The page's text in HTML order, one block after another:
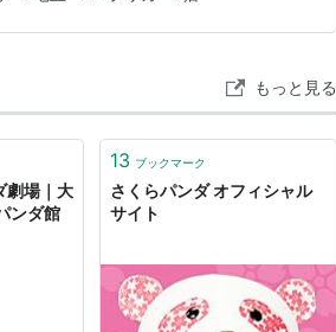
…
もっと見る
劇場｜大
ンダ館
13 ブックマーク
さくらパンダ オフィシャル
サイト